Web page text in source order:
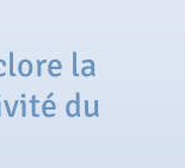
la
du